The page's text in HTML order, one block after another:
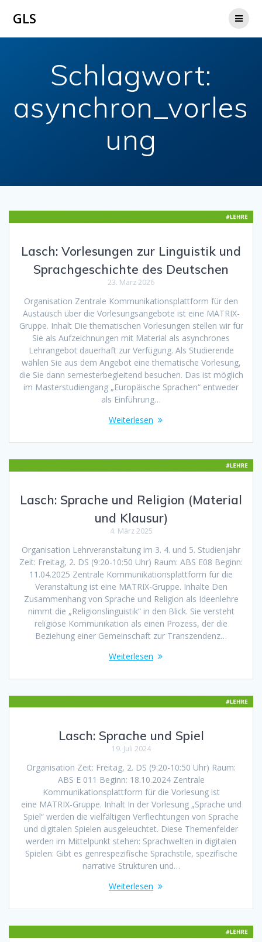
GLS
Schlagwort:
asynchron_vorles
ung
Lasch: Vorlesungen zur Linguistik und
Sprachgeschichte des Deutschen
23. März 2026
Organisation Zentrale Kommunikationsplattform für den
Austausch über die Vorlesungsangebote ist eine MATRIX-
Gruppe. Inhalt Die thematischen Vorlesungen stellen wir für
Sie als Aufzeichnungen mit Material als asynchrones
Lehrangebot dauerhaft zur Verfügung. Als Studierende
wählen Sie aus dem Angebot eine thematische Vorlesung,
die Sie dann semesterbegleitend besuchen. Das ist möglich
im Masterstudiengang „Europäische Sprachen“ entweder
als Einführung…
Weiterlesen
Lasch: Sprache und Religion (Material
und Klausur)
4. März 2025
Organisation Lehrveranstaltung im 3. 4. und 5. Studienjahr
Zeit: Freitag, 2. DS (9:20-10:50 Uhr) Raum: ABS E08 Beginn:
11.04.2025 Zentrale Kommunikationsplattform für die
Veranstaltung ist eine MATRIX-Gruppe. Inhalte Den
Zusammenhang von Sprache und Religion als Ideenlehre
nimmt die „Religionslinguistik“ in den Blick. Sie versteht
religiöse Kommunikation als einen Prozess, der die
Beziehung einer Gemeinschaft zur Transzendenz…
Weiterlesen
Lasch: Sprache und Spiel
19. Juli 2024
Organisation Zeit: Freitag, 2. DS (9:20-10:50 Uhr) Raum:
ABS E 011 Beginn: 18.10.2024 Zentrale
Kommunikationsplattform für die Vorlesung ist
eine MATRIX-Gruppe. Inhalt In der Vorlesung „Sprache und
Spiel“ werden die vielfältigen Verflechtungen von Sprache
und digitalen Spielen ausgeleuchtet. Diese Themenfelder
werden im Mittelpunkt stehen: Sprachwelten in digitalen
Spielen: Gibt es genrespezifische Sprachstile, spezifische
narrative Strukturen und…
Weiterlesen